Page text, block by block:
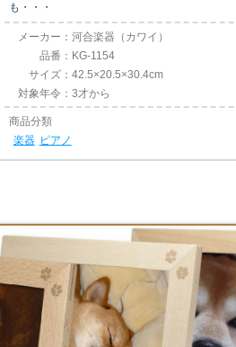
も・・・
メーカー：河合楽器（カワイ）
品番： KG-1154
サイズ：42.5×20.5×30.4cm
対象年令：3才から
商品分類
楽器 ピアノ